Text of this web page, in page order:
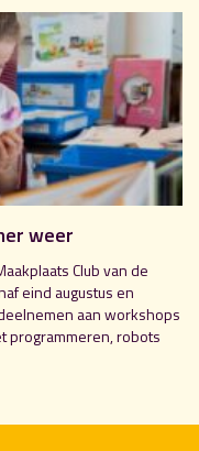
weer
Club van de
eind augustus en
aan workshops
programmeren, robots